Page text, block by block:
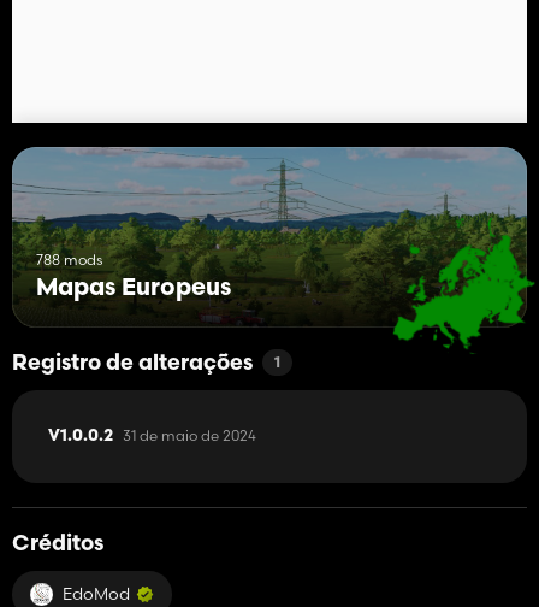
Lindenhof
- Outros pequenos ajustes
788 mods
Mapas Europeus
Registro de alterações 1
V1.0.0.2 31 de maio de 2024
Créditos
EdoMod